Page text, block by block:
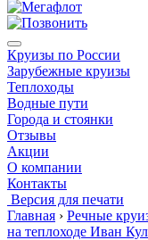
Круизы по России
Зарубежные круизы
Теплоходы
Водные пути
Города и стоянки
Отзывы
Акции
О компании
Контакты
Версия для печати
Главная › Речные
на теплоходе Иван